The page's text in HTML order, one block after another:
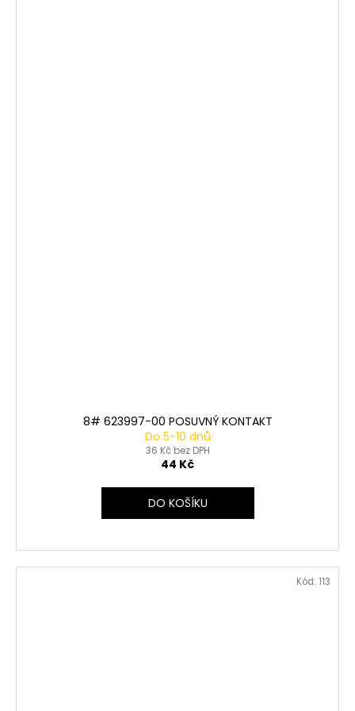
8# 623997-00 POSUVNÝ KONTAKT
Do 5-10 dnů
36 Kč bez DPH
44 Kč
DO KOŠÍKU
Kód: 113